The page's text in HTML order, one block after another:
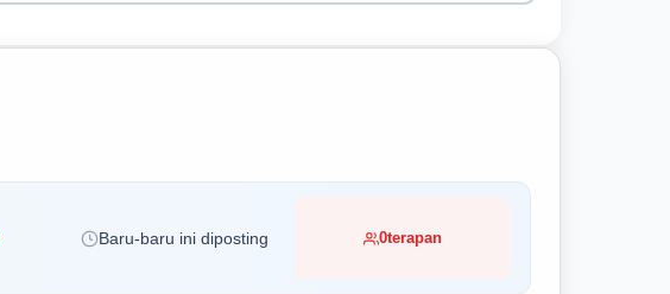
Baru-baru ini diposting 0terapan